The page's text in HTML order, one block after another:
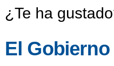
¿Te ha
El